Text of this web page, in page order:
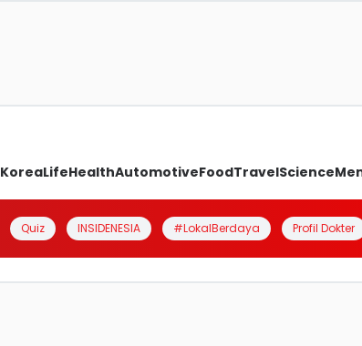
KoreaLifeHealthAutomotiveFoodTravelScience
Quiz INSIDENESIA #LokalBerdaya Profil Dokter